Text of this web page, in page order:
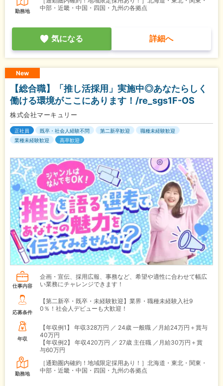
勤務地
中部・近畿・中国・四国・九州の各拠点
気になる 詳細へ
New
【総合職】「推し活採用」実施中◎あなたらしく
働ける環境がここにあります！/re_sgs1F-OS
株式会社マーキュリー
正社員 既卒・社会人経験不問 第二新卒歓迎
職種未経験歓迎
業種未経験歓迎
高卒歓迎
仕事内容
企画・宣伝、採用広報、事務など、希望や適性に合わせて幅広
い業務にチャレンジできます！
応募条件
【第二新卒・既卒・未経験歓迎】業界・職種未経験入社9
0％！社会人デビューも大歓迎！
年収
【年収例1】
年収328万円 ／ 24歳 一般職 ／月給24万円＋賞与
40万円
【年収例2】
年収420万円 ／ 27歳 主任職 ／月給30万円＋賞
与60万円
勤務地
［通勤圏内確約！地域限定採用あり！］北海道・東北・関東・
中部・近畿・中国・四国・九州の各拠点